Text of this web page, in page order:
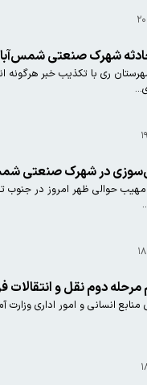
شهرک صنعتی
ری با تکذیب خبر هرگونه
در شهرک صنعتی
حوالی ظهر امروز در جنوب
مرحله دوم نقل و انتقالات
منابع انسانی و امور اداری